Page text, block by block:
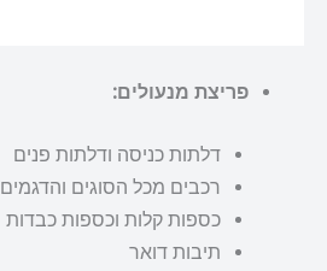
פריצת מנעולים:
דלתות כניסה ודלתות פנים
רכבים מכל הסוגים והדגמים
כספות קלות וכספות כבדות
תיבות דואר